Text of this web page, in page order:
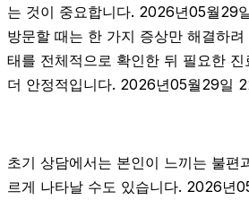
는 것이 중요합니다. 2026년05월29
방문할 때는 한 가지 증상만 해결하
태를 전체적으로 확인한 뒤 필요한
더 안정적입니다. 2026년05월29일
초기 상담에서는 본인이 느끼는 불편
르게 나타날 수도 있습니다. 2026년